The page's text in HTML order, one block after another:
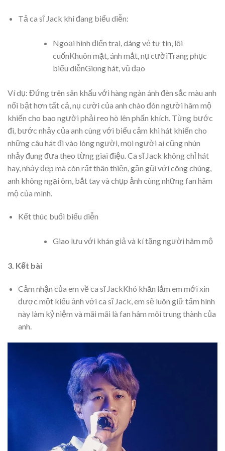
Tả ca sĩ Jack khi đang biểu diễn:
Ngoại hình điển trai, dáng vẻ tự tin, lôi
cuốnKhuôn mặt, ánh mắt, nụ cườiTrang phục
biểu diễnGiọng hát, vũ đạo
Ví dụ: Đứng trên sân khấu với hàng ngàn ánh đèn sắc màu anh
nổi bật hơn tất cả, nụ cười của anh chào đón người hâm mộ
khiến cho bao người phải reo hò lên phấn khích. Từng bước
đi, bước nhảy của anh cùng với biểu cảm khi hát khiến cho
những câu hát đi vào lòng người, mọi người ai cũng nhún
nhảy đung đưa theo từng giai điệu. Ca sĩ Jack không chỉ hát
hay, nhảy đẹp mà còn rất thân thiện, gần gũi với công chúng,
anh không ngại ôm, bắt tay và chụp ảnh cùng những fan hâm
mộ của mình.
Kết thúc buổi biểu diễn
Giao lưu với khán giả và kí tặng người hâm mộ
3. Kết bài
Cảm nhận của em về ca sĩ JackKhó khăn lắm em mới xin
được một kiểu ảnh với ca sĩ Jack, em sẽ luôn giữ tấm hình
này làm kỷ niệm và mãi mãi là fan hâm môi trung thành của
anh.